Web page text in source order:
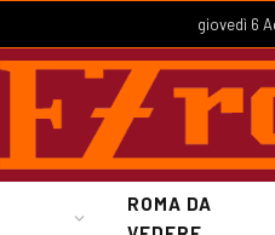
giovedì 6
ROMA DA